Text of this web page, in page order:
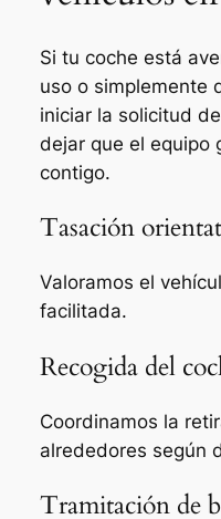
Si tu coche está
uso o simplemente
iniciar la solicitud
dejar que el equipo
contigo.
Tasación
Valoramos el
facilitada.
Recogida del
Coordinamos la
alrededores según
Tramitación de